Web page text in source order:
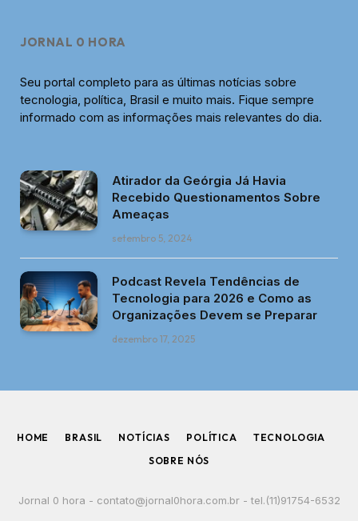
JORNAL 0 HORA
Seu portal completo para as últimas notícias sobre
tecnologia, política, Brasil e muito mais. Fique sempre
informado com as informações mais relevantes do dia.
Atirador da Geórgia Já Havia
Recebido Questionamentos Sobre
Ameaças
setembro 5, 2024
Podcast Revela Tendências de
Tecnologia para 2026 e Como as
Organizações Devem se Preparar
dezembro 17, 2025
HOME BRASIL NOTÍCIAS POLÍTICA
TECNOLOGIA
SOBRE NÓS
Jornal 0 hora - contato@jornal0hora.com.br- tel.(11)91754-6532